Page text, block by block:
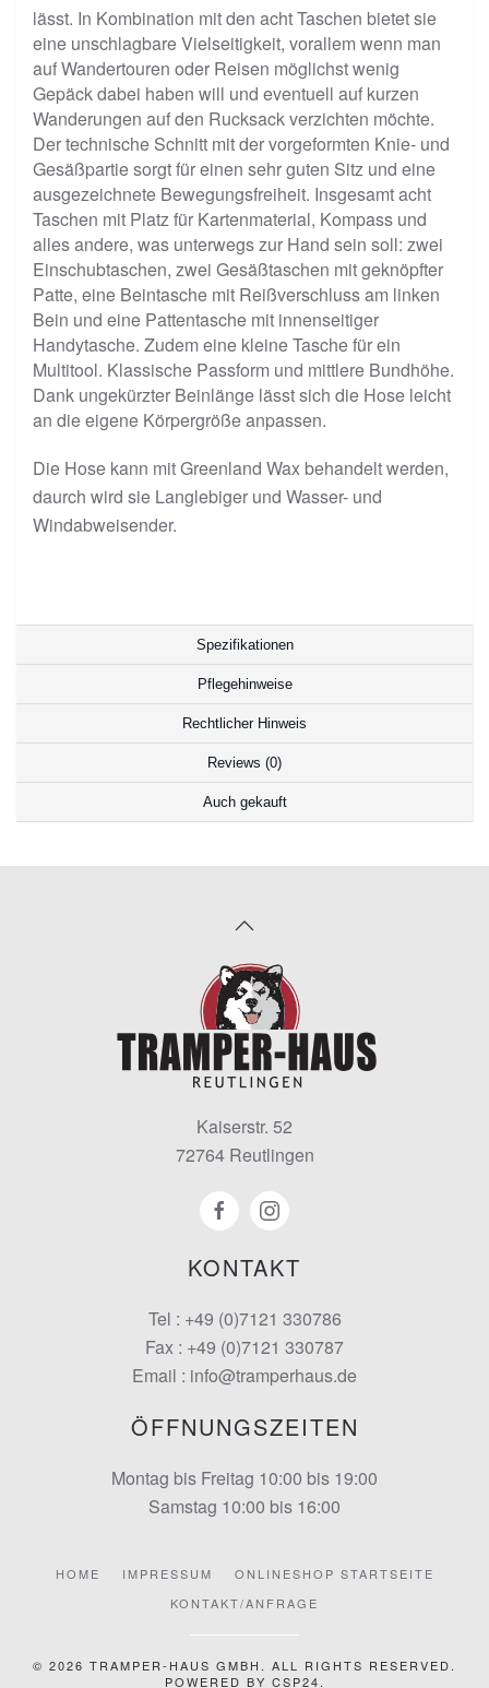
lässt. In Kombination mit den acht Taschen bietet sie
eine unschlagbare Vielseitigkeit, vorallem wenn man
auf Wandertouren oder Reisen möglichst wenig
Gepäck dabei haben will und eventuell auf kurzen
Wanderungen auf den Rucksack verzichten möchte.
Der technische Schnitt mit der vorgeformten Knie- und
Gesäßpartie sorgt für einen sehr guten Sitz und eine
ausgezeichnete Bewegungsfreiheit. Insgesamt acht
Taschen mit Platz für Kartenmaterial, Kompass und
alles andere, was unterwegs zur Hand sein soll: zwei
Einschubtaschen, zwei Gesäßtaschen mit geknöpfter
Patte, eine Beintasche mit Reißverschluss am linken
Bein und eine Pattentasche mit innenseitiger
Handytasche. Zudem eine kleine Tasche für ein
Multitool. Klassische Passform und mittlere Bundhöhe.
Dank ungekürzter Beinlänge lässt sich die Hose leicht
an die eigene Körpergröße anpassen.
Die Hose kann mit Greenland Wax behandelt werden,
daurch wird sie Langlebiger und Wasser- und
Windabweisender.
Spezifikationen
Pflegehinweise
Rechtlicher Hinweis
Reviews (0)
Auch gekauft
KONTAKT
Tel : +49 (0)7121 330786
Fax : +49 (0)7121 330787
Email : info@tramperhaus.de
Kaiserstr. 52
72764 Reutlingen
ÖFFNUNGSZEITEN
Montag bis Freitag 10:00 bis 19:00
Samstag 10:00 bis 16:00
HOME IMPRESSUM
ONLINESHOP STARTSEITE
KONTAKT/ANFRAGE
© 2026 TRAMPER-HAUS GMBH. ALL RIGHTS RESERVED.
POWERED BY CSP24.